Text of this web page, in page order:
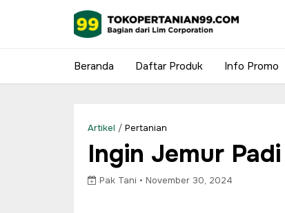
Beranda Daftar Produk Info Promo
Artikel / Pertanian
Ingin Jemur
Pak Tani • November 30, 2024